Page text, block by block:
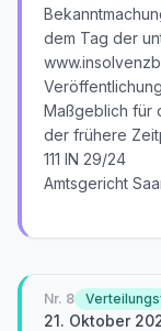
dem Tag der
Maßgeblich für
der frühere
111 IN 29/24
Amtsgericht
Nr. 8
21. Oktober